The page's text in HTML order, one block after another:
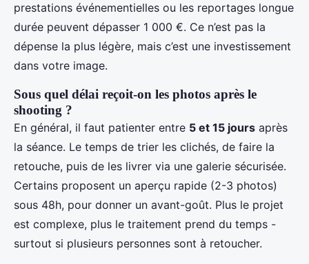
prestations événementielles ou les reportages longue
durée peuvent dépasser 1 000 €. Ce n’est pas la
dépense la plus légère, mais c’est une investissement
dans votre image.
Sous quel délai reçoit-on les photos après le
shooting ?
En général, il faut patienter entre 5 et 15 jours après
la séance. Le temps de trier les clichés, de faire la
retouche, puis de les livrer via une galerie sécurisée.
Certains proposent un aperçu rapide (2-3 photos)
sous 48h, pour donner un avant-goût. Plus le projet
est complexe, plus le traitement prend du temps -
surtout si plusieurs personnes sont à retoucher.